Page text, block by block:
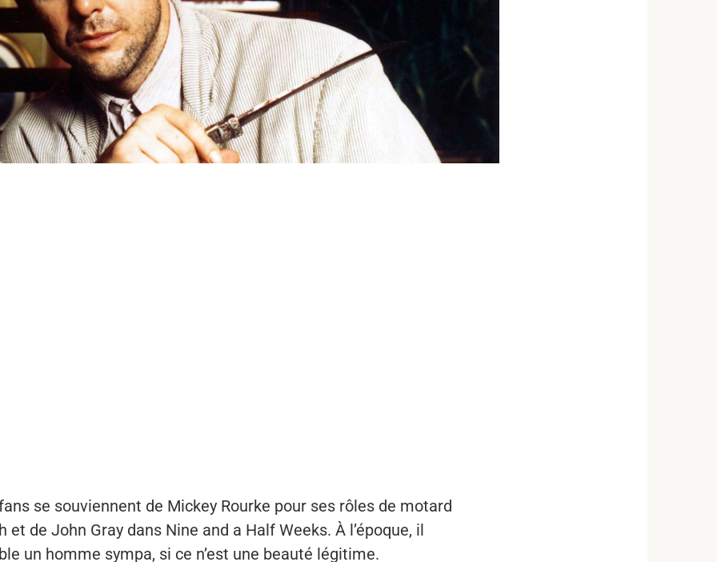
se souviennent de Mickey Rourke pour ses rôles de motard
et de John Gray dans Nine and a Half Weeks. À l’époque, il
un homme sympa, si ce n’est une beauté légitime.